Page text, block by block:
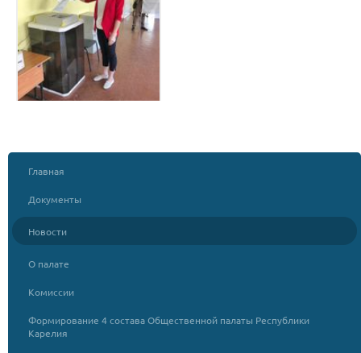
Главная
Документы
Новости
О палате
Комиссии
Формирование 4 состава Общественной палаты Республики
Карелия